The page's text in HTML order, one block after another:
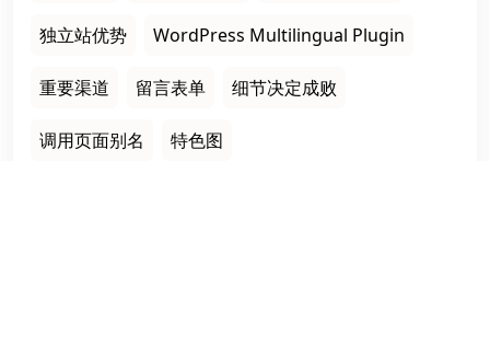
独立站优势 WordPress Multilingual Plugin
重要渠道 留言表单 细节决定成败
调用页面别名 特色图